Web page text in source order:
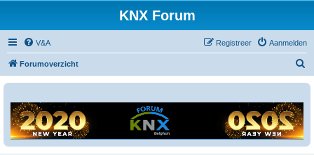
KNX Forum
V&A Aanmelden
Registreer
Forumoverzicht